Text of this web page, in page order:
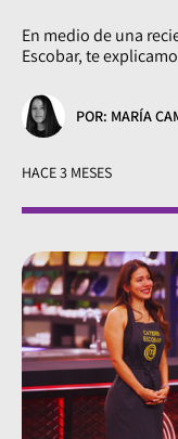
En medio de una
Escobar, te
POR: MARÍA
HACE 3 MESES